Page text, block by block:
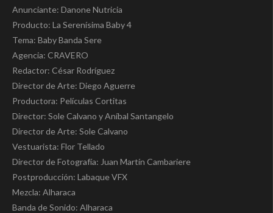
Anunciante: Danone Nutricia
Producto: La Serenísima Baby 4
Tema: Baby Banda Sere
Agencia: CRAVERO
Redactor: César Rodríguez
Director de Arte: Diego Aguerre
Productora: Películas Cortitas
Director: Sole Calvano y Aníbal Santangelo
Director de Arte: Sole Calvano
Vestuarista: Flor Tellado
Director de Fotografía: Juan Martín Cambariere
Postproducción: Labaque VFX
Mezcla: Alharaca
Banda de Sonido: Alharaca